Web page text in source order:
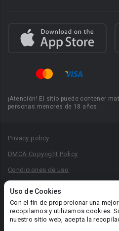
Uso de Cookies
Con el fin de proporcionar una
recopilamos y utilizamos cookies.
nuestro sitio web, acepta la
¡Atención! El sitio puede contener
personas menores de 18 años.
Privacy policy
DMCA Copyright Policy
Condiciones de uso
Reglas para la publicación de libros
Área RR.PP.: pr@booknet.com